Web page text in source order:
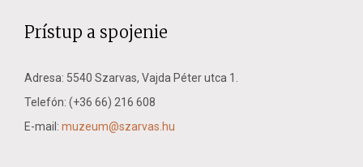
Prístup a spojenie
Adresa: 5540 Szarvas, Vajda Péter utca 1.
Telefón: (+36 66) 216 608
E-mail: muzeum@szarvas.hu